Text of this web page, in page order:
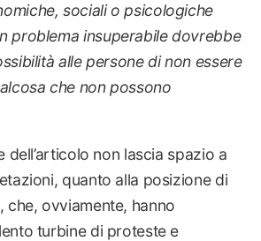
sociali o psicologiche
problema insuperabile dovrebbe
alle persone di non essere
che non possono
dell’articolo non lascia spazio a
quanto alla posizione di
che, ovviamente, hanno
turbine di proteste e